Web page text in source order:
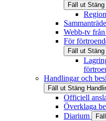
Fäll ut Stäng
Webb-tv
För
Fäll ut Stäng
Handlingar och
Fäll ut Stäng
Officiell
Överklaga
Diarium